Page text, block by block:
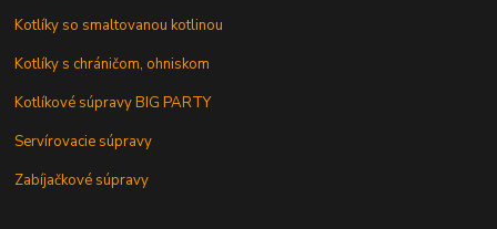
Kotlíky so smaltovanou kotlinou
Kotlíky s chráničom, ohniskom
Kotlíkové súpravy BIG PARTY
Servírovacie súpravy
Zabíjačkové súpravy